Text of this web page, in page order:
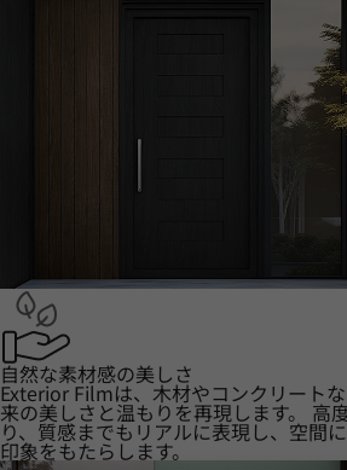
自然な素材感の美しさ
Exterior Filmは、木材やコンクリート
来の美しさと温もりを再現します。 高
り、質感までもリアルに表現し、空間
印象をもたらします。